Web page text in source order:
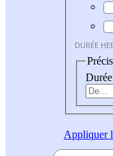
DURÉE
Appliquer